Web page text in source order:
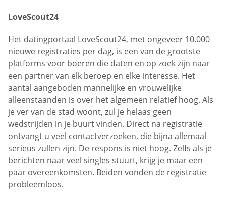
LoveScout24
Het datingportaal LoveScout24, met ongeveer 10.000
nieuwe registraties per dag, is een van de grootste
platforms voor boeren die daten en op zoek zijn naar
een partner van elk beroep en elke interesse. Het
aantal aangeboden mannelijke en vrouwelijke
alleenstaanden is over het algemeen relatief hoog. Als
je ver van de stad woont, zul je helaas geen
wedstrijden in je buurt vinden. Direct na registratie
ontvangt u veel contactverzoeken, die bijna allemaal
serieus zullen zijn. De respons is niet hoog. Zelfs als je
berichten naar veel singles stuurt, krijg je maar een
paar overeenkomsten. Beiden vonden de registratie
probleemloos.